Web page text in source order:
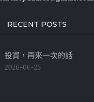
RECENT POSTS
投資，再來一次的話
2026-06-25